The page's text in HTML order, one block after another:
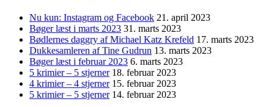
Nu kun: Instagram og Facebook 21. april 2023
Bøger læst i marts 2023 31. marts 2023
Bødlernes daggry af Michael Katz Krefeld 17. marts 2023
Dukkesamleren af Tine Gudrun 13. marts 2023
Bøger læst i februar 2023 6. marts 2023
5 krimier – 5 stjerner 18. februar 2023
4 krimier – 4 stjerner 15. februar 2023
5 krimier – 5 stjerner 14. februar 2023